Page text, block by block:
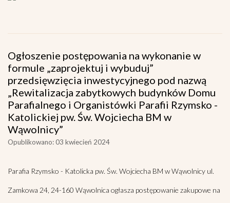
Ogłoszenie postępowania na wykonanie w
formule „zaprojektuj i wybuduj”
przedsięwzięcia inwestycyjnego pod nazwą
„Rewitalizacja zabytkowych budynków Domu
Parafialnego i Organistówki Parafii Rzymsko -
Katolickiej pw. Św. Wojciecha BM w
Wąwolnicy”
Opublikowano: 03 kwiecień 2024
Parafia Rzymsko - Katolicka pw. Św. Wojciecha BM w Wąwolnicy ul.
Zamkowa 24, 24-160 Wąwolnica ogłasza postępowanie zakupowe na